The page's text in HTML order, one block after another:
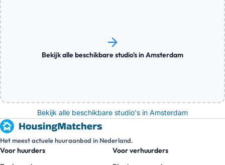
Bekijk alle beschikbare studio's in Amsterdam
Bekijk alle beschikbare studio's in Amsterdam
Het meest actuele huuraanbod in Nederland.
Voor huurders
Voor verhuurders